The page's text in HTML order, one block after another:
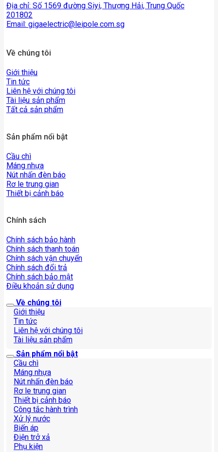
Địa chỉ: Số 1569 đường Siyi, Thượng Hải, Trung Quốc
201802
Email: gigaelectric@leipole.com.sg
Về chúng tôi
Giới thiệu
Tin tức
Liên hệ với chúng tôi
Tài liệu sản phẩm
Tất cả sản phẩm
Sản phẩm nổi bật
Cầu chì
Máng nhựa
Nút nhấn đèn báo
Rơ le trung gian
Thiết bị cảnh báo
Chính sách
Chính sách bảo hành
Chính sách thanh toán
Chính sách vận chuyển
Chính sách đổi trả
Chính sách bảo mật
Điều khoản sử dụng
Về chúng tôi
Giới thiệu
Tin tức
Liên hệ với chúng tôi
Tài liệu sản phẩm
Sản phẩm nổi bật
Cầu chì
Máng nhựa
Nút nhấn đèn báo
Rơ le trung gian
Thiết bị cảnh báo
Công tắc hành trình
Xử lý nước
Biến áp
Điện trở xả
Phụ kiện